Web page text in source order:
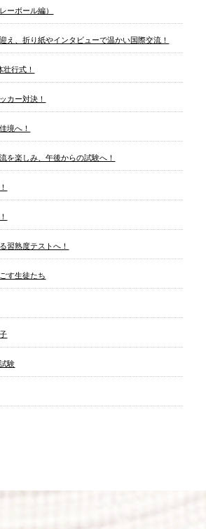
ーボール編）
え、折り紙やインタビューで温かい国際交流！
壮行式！
カー対決！
境へ！
を楽しみ、午後からの試験へ！
習熟度テストへ！
す生徒たち
験